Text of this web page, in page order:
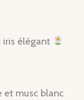
élégant
et musc blanc